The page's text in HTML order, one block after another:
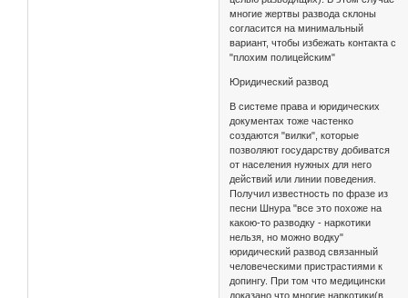
многие жертвы развода склоны
согласится на минимальный
вариант, чтобы избежать контакта с
"плохим полицейским"
Юридический развод
В системе права и юридических
документах тоже частенко
создаются "вилки", которые
позволяют государству добиватся
от населения нужных для него
действий или линии поведения.
Получил известность по фразе из
песни Шнура "все это похоже на
какою-то разводку - наркотики
нельзя, но можно водку"
юридический развод связанный
человеческими пристрастиями к
допингу. При том что медицински
доказано что многие наркотики(в